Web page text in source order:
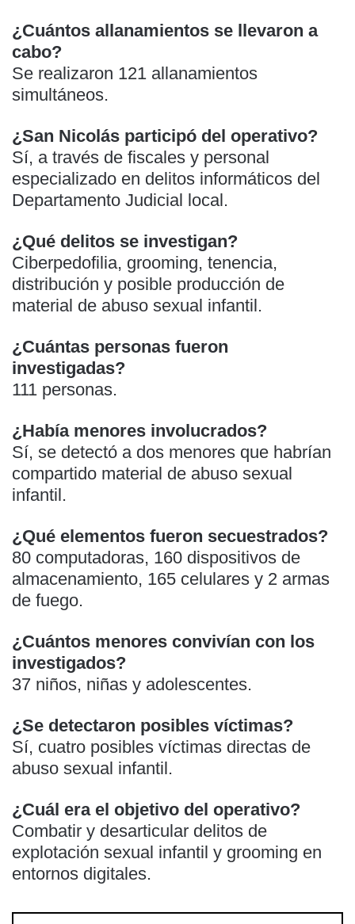
¿Cuántos allanamientos se llevaron a
cabo?
Se realizaron 121 allanamientos
simultáneos.
¿San Nicolás participó del operativo?
Sí, a través de fiscales y personal
especializado en delitos informáticos del
Departamento Judicial local.
¿Qué delitos se investigan?
Ciberpedofilia, grooming, tenencia,
distribución y posible producción de
material de abuso sexual infantil.
¿Cuántas personas fueron
investigadas?
111 personas.
¿Había menores involucrados?
Sí, se detectó a dos menores que habrían
compartido material de abuso sexual
infantil.
¿Qué elementos fueron secuestrados?
80 computadoras, 160 dispositivos de
almacenamiento, 165 celulares y 2 armas
de fuego.
¿Cuántos menores convivían con los
investigados?
37 niños, niñas y adolescentes.
¿Se detectaron posibles víctimas?
Sí, cuatro posibles víctimas directas de
abuso sexual infantil.
¿Cuál era el objetivo del operativo?
Combatir y desarticular delitos de
explotación sexual infantil y grooming en
entornos digitales.